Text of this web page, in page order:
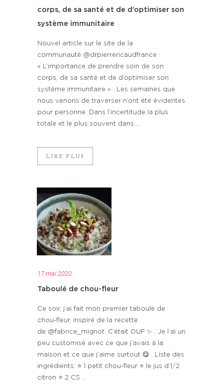
corps, de sa santé et de d’optimiser son
système immunitaire
Nouvel article sur le site de la
communauté @drpierrericaudfrance :
« L’importance de prendre soin de son
corps, de sa santé et de d’optimiser son
système immunitaire » . Les semaines que
nous venons de traverser n’ont été évidentes
pour personne. Dans l’incertitude la plus
totale et le plus souvent dans ...
LIRE PLUS
17 mai 2020
Taboulé de chou-fleur
Ce soir, j’ai fait mon premier taboulé de
chou-fleur, inspiré de la recette
de @fabrice_mignot. C’était OUF ✨ . Je l’ai un
peu customisé avec ce que j’avais à la
maison et ce que j’aime surtout 😋 . Liste des
ingrédients: ⭐️ 1 petit chou-fleur ⭐️ le jus d’1/2
citron ⭐️ 2 CS ...